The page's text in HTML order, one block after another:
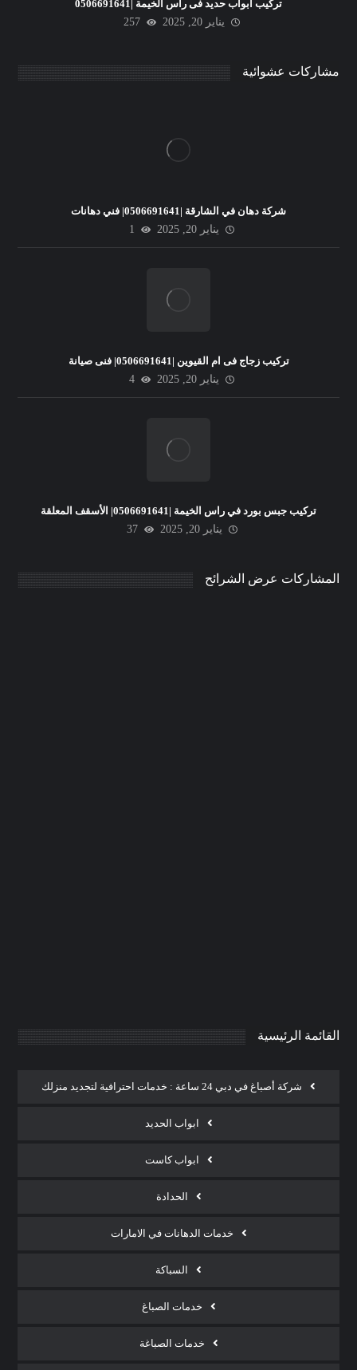
تركيب ابواب حديد فى راس الخيمة |0506691641
يناير 20, 2025
257
مشاركات عشوائية
شركة دهان في الشارقة |0506691641| فني دهانات
يناير 20, 2025
1
تركيب زجاج فى ام القيوين |0506691641| فنى صيانة
يناير 20, 2025
4
تركيب جبس بورد في راس الخيمة |0506691641| الأسقف المعلقة
يناير 20, 2025
37
المشاركات عرض الشرائح
القائمة الرئيسية
شركة أصباغ في دبي 24 ساعة : خدمات احترافية لتجديد منزلك
ابواب الحديد
ابواب كاست
الحدادة
خدمات الدهانات في الامارات
السباكة
خدمات الصباغ
خدمات الصباغة